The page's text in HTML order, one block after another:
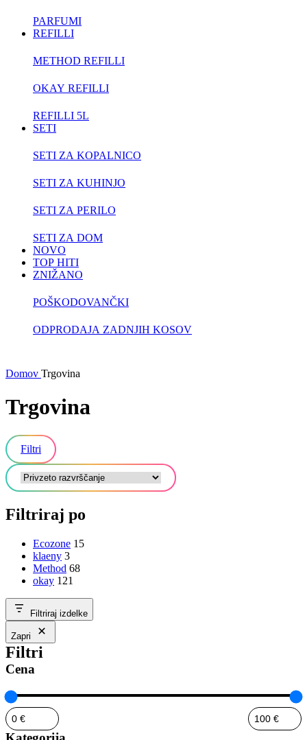
PARFUMI
REFILLI
METHOD REFILLI
OKAY REFILLI
REFILLI 5L
SETI
SETI ZA KOPALNICO
SETI ZA KUHINJO
SETI ZA PERILO
SETI ZA DOM
NOVO
TOP HITI
ZNIŽANO
POŠKODOVANČKI
ODPRODAJA ZADNJIH KOSOV
Domov Trgovina
Trgovina
Filtri
Filtriraj po
Ecozone 15
klaeny 3
Method 68
okay 121
Filtriraj izdelke
Zapri
Filtri
Cena